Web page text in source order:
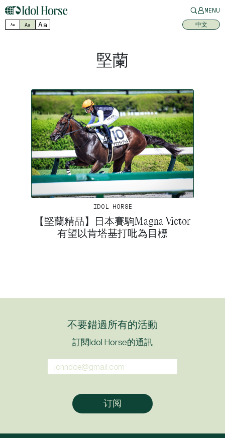
MENU
Aa Aa Aa 中文
堅蘭
IDOL HORSE
【堅蘭精品】日本賽駒Magna Victor
有望以肯塔基打吡為目標
不要錯過所有的活動
訂閱Idol Horse的通訊